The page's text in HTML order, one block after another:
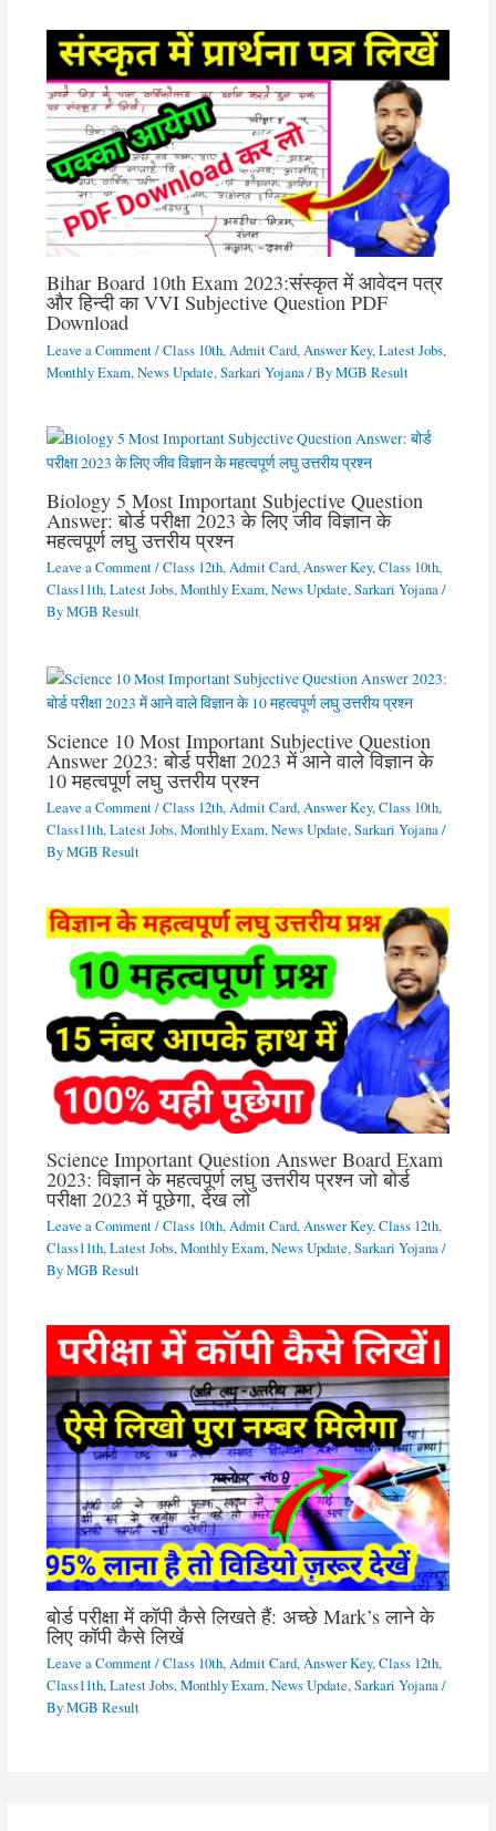
Bihar Board 10th Exam 2023:संस्कृत में आवेदन पत्र
और हिन्दी का VVI Subjective Question PDF
Download
Leave a Comment /Class 10th,Admit Card,Answer Key,Latest Jobs,
Monthly Exam,News Update,Sarkari Yojana/ ByMGB Result
Biology 5 Most Important Subjective Question
Answer: बोर्ड परीक्षा 2023 के लिए जीव विज्ञान के
महत्वपूर्ण लघु उत्तरीय प्रश्न
Leave a Comment /Class 12th,Admit Card,Answer Key,Class 10th,
Class11th,Latest Jobs,Monthly Exam,News Update,Sarkari Yojana/
ByMGB Result
Science 10 Most Important Subjective Question
Answer 2023: बोर्ड परीक्षा 2023 में आने वाले विज्ञान के
10 महत्वपूर्ण लघु उत्तरीय प्रश्न
Leave a Comment /Class 12th,Admit Card,Answer Key,Class 10th,
Class11th,Latest Jobs,Monthly Exam,News Update,Sarkari Yojana/
ByMGB Result
Science Important Question Answer Board Exam
2023: विज्ञान के महत्वपूर्ण लघु उत्तरीय प्रश्न जो बोर्ड
परीक्षा 2023 में पूछेगा, देख लो
Leave a Comment /Class 10th,Admit Card,Answer Key,Class 12th,
Class11th,Latest Jobs,Monthly Exam,News Update,Sarkari Yojana/
ByMGB Result
बोर्ड परीक्षा में कॉपी कैसे लिखते हैं: अच्छे Mark’s लाने के
लिए कॉपी कैसे लिखें
Leave a Comment /Class 10th,Admit Card,Answer Key,Class 12th,
Class11th,Latest Jobs,Monthly Exam,News Update,Sarkari Yojana/
ByMGB Result